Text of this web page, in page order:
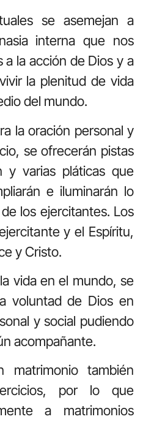
se asemejan a
interna que nos
la acción de Dios y a
la plenitud de vida
del mundo.
la oración personal y
se ofrecerán pistas
y varias pláticas que
e iluminarán lo
los ejercitantes. Los
y el Espíritu,
y Cristo.
vida en el mundo, se
voluntad de Dios en
y social pudiendo
acompañante.
matrimonio también
por lo que
a matrimonios